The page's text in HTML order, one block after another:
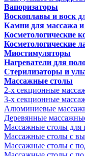
Вапоризаторы
Воскоплавы и воск
Камни для массажа и
Косметологические
Косметологические
Миостимуляторы
Нагреватели для
Стерилизаторы и
Массажные столы
2-х секционные
3-х секционные
Алюминиевые
Деревянные
Массажные столы для
Массажные столы с
Массажные столы с